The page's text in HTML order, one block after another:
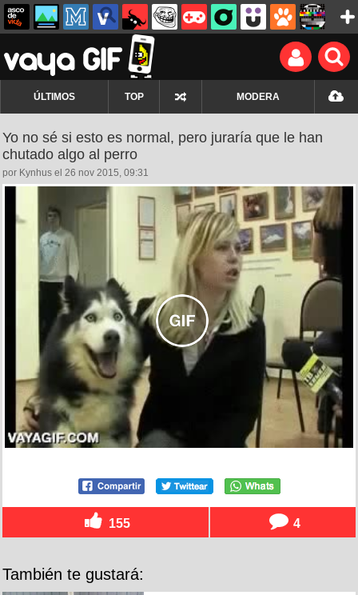
ÚLTIMOS TOP MODERA
Yo no sé si esto es normal, pero juraría que le han
chutado algo al perro
por Kynhus el 26 nov 2015, 09:31
155 4
También te gustará: